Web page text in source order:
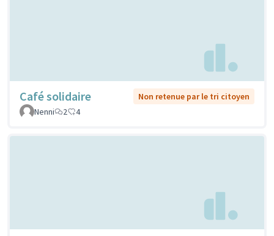
Café solidaire
Non retenue par le tri citoyen
Nenni
2 4